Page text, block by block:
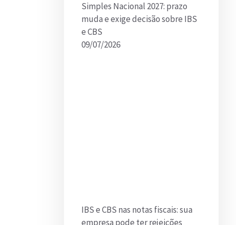
Simples Nacional 2027: prazo
muda e exige decisão sobre IBS
e CBS
09/07/2026
IBS e CBS nas notas fiscais: sua
empresa pode ter rejeições